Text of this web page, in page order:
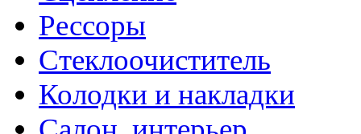
Рессоры
Стеклоочиститель
Колодки и накладки